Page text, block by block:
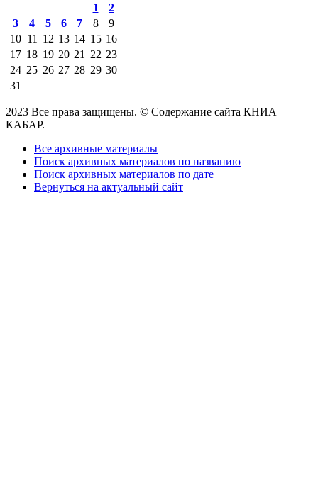
1
2
3
4 5 6 7 8
9
10 11 12 13 14 15 16
17 18 19 20 21 22 23
24 25 26 27 28 29 30
31
2023 Все права защищены. © Содержание сайта КНИА
КАБАР.
Все архивные материалы
Поиск архивных материалов по названию
Поиск архивных материалов по дате
Вернуться на актуальный сайт